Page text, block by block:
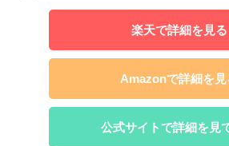
楽天で詳細を見る
Amazonで詳細を見
公式サイトで詳細を見